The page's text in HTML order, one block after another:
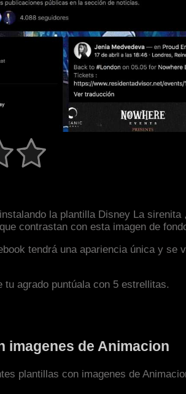
la plantilla Disney La
contrastan con esta imagen de
tendrá una apariencia única y
agrado puntúala con 5 estrellitas.
imagenes de Animacion
plantillas con imagenes de